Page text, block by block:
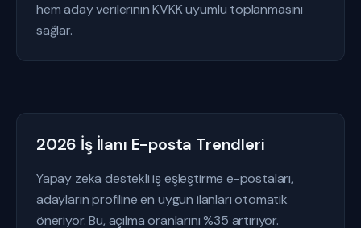
hem aday verilerinin KVKK uyumlu toplanmasını
sağlar.
2026 İş İlanı E-posta Trendleri
Yapay zeka destekli iş eşleştirme e-postaları,
adayların profiline en uygun ilanları otomatik
öneriyor. Bu, açılma oranlarını %35 artırıyor.